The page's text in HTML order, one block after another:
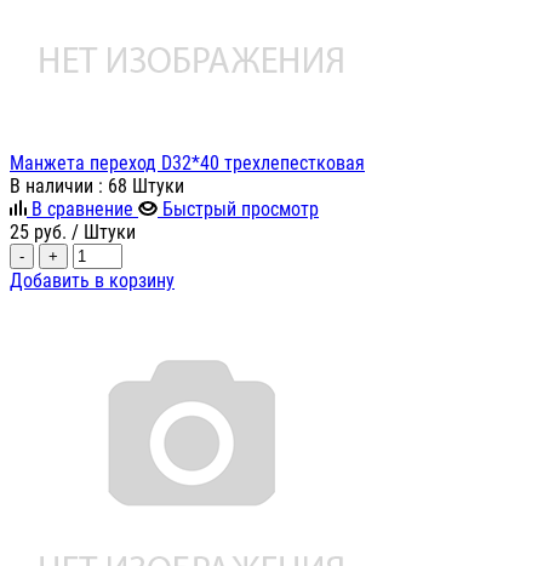
Манжета переход D32*40 трехлепестковая
В наличии : 68 Штуки
В сравнение
Быстрый просмотр
25 руб. / Штуки
- +
Добавить в корзину